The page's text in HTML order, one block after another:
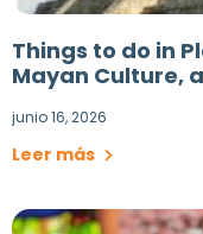
Things to do in
Mayan Culture,
junio 16, 2026
Leer más